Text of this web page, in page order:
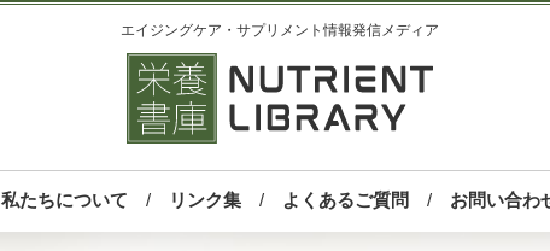
エイジングケア・サプリメント情報発信メディア
私たちについて リンク集 よくあるご質問 お問い合わ